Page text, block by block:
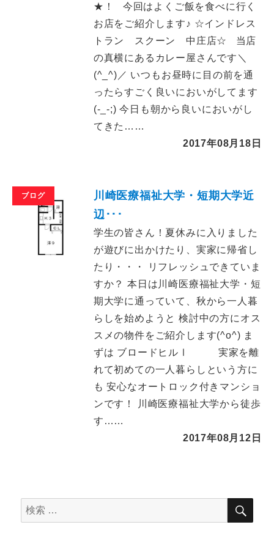
★！ 今回はよくご飯を食べに行く
お店をご紹介します♪ ☆インドレス
トラン スクーン 中庄店☆ 当店
の真横にあるカレー屋さんです＼
(^_^)／ いつもお昼時に目の前を通
ったらすごく良いにおいがしてます
(-_-;) 今日も朝から良いにおいがし
てきた……
2017年08月18日
ブログ
川崎医療福祉大学・短期大学近
辺･･･
学生の皆さん！夏休みに入りました
が遊びに出かけたり、実家に帰省し
たり・・・ リフレッシュできていま
すか？ 本日は川崎医療福祉大学・短
期大学に通っていて、秋から一人暮
らしを始めようと 検討中の方にオス
スメの物件をご紹介します(^o^) ま
ずは ブロードヒルⅠ 実家を離
れて初めての一人暮らしという方に
も 安心なオートロック付きマンショ
ンです！ 川崎医療福祉大学から徒歩
す……
2017年08月12日
検
索
検